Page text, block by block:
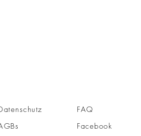
FAQ
Facebook